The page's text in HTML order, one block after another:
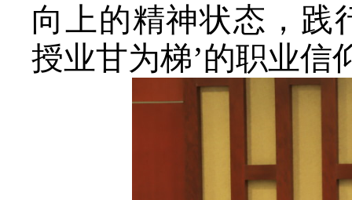
向上的精神状态，践
授业甘为梯’的职业信